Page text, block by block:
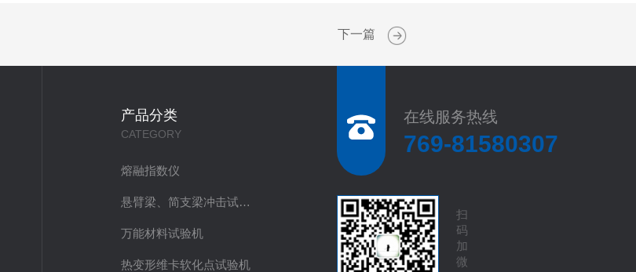
下一篇
产品分类
CATEGORY
熔融指数仪
悬臂梁、简支梁冲击试验机
万能材料试验机
热变形维卡软化点试验机
在线服务热线
769-81580307
扫
码
加
微